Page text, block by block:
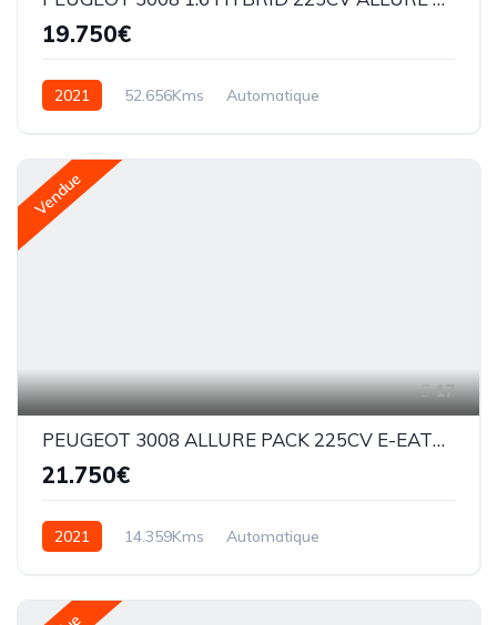
19.750€
2021 52.656Kms
Automatique
Vendue
17
PEUGEOT 3008 ALLURE PACK 225CV E-EAT8 HYBRID
21.750€
2021 14.359Kms
Automatique